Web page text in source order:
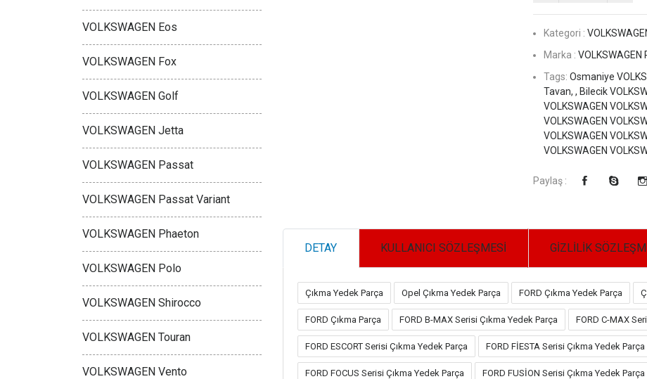
Kategori :
Marka :VOLKSWAGEN
Tags:Osmaniye
Tavan, , Bilecik
VOLKSWAGEN
VOLKSWAGEN
VOLKSWAGEN
VOLKSWAGEN
Paylaş :
DETAY KULLANICI SÖZLEŞMESİ GİZLİLİK
Çıkma Yedek Parça Opel Çıkma Yedek Parça FORD Çıkma Yedek Parça
FORD Çıkma Parça FORD B-MAX Serisi Çıkma Yedek Parça FORD C-MAX
FORD ESCORT Serisi Çıkma Yedek Parça FORD FİESTA Serisi Çıkma Yedek Parça
FORD FOCUS Serisi Çıkma Yedek Parça FORD FUSİON Serisi Çıkma Yedek Parça
VOLKSWAGEN Eos
VOLKSWAGEN Fox
VOLKSWAGEN Golf
VOLKSWAGEN Jetta
VOLKSWAGEN Passat
VOLKSWAGEN Passat Variant
VOLKSWAGEN Phaeton
VOLKSWAGEN Polo
VOLKSWAGEN Shirocco
VOLKSWAGEN Touran
VOLKSWAGEN Vento